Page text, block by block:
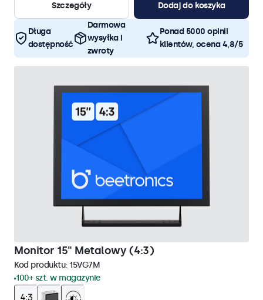
Szczegóły
Dodaj do koszyka
Długa
dostępność
Darmowa
wysyłka i
zwroty
Ponad 5000 opinii
klientów, ocena 4,8/5
Monitor 15" Metalowy (4:3)
Kod produktu: 15VG7M
100+ szt. w magazynie